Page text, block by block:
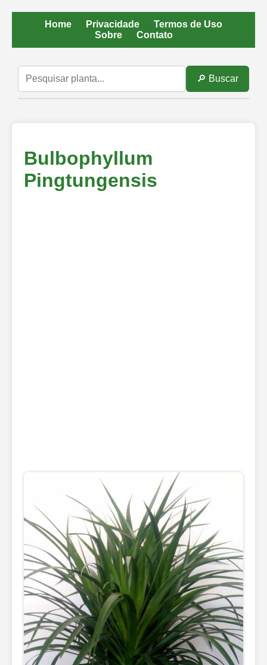
Home Privacidade
Termos de Uso
Sobre
Contato
🔎 Buscar
Bulbophyllum
Pingtungensis